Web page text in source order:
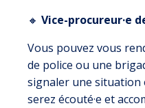
🔸 Vice-procureur·e
Vous pouvez vous
de police ou une
signaler une situation
serez écouté·e et